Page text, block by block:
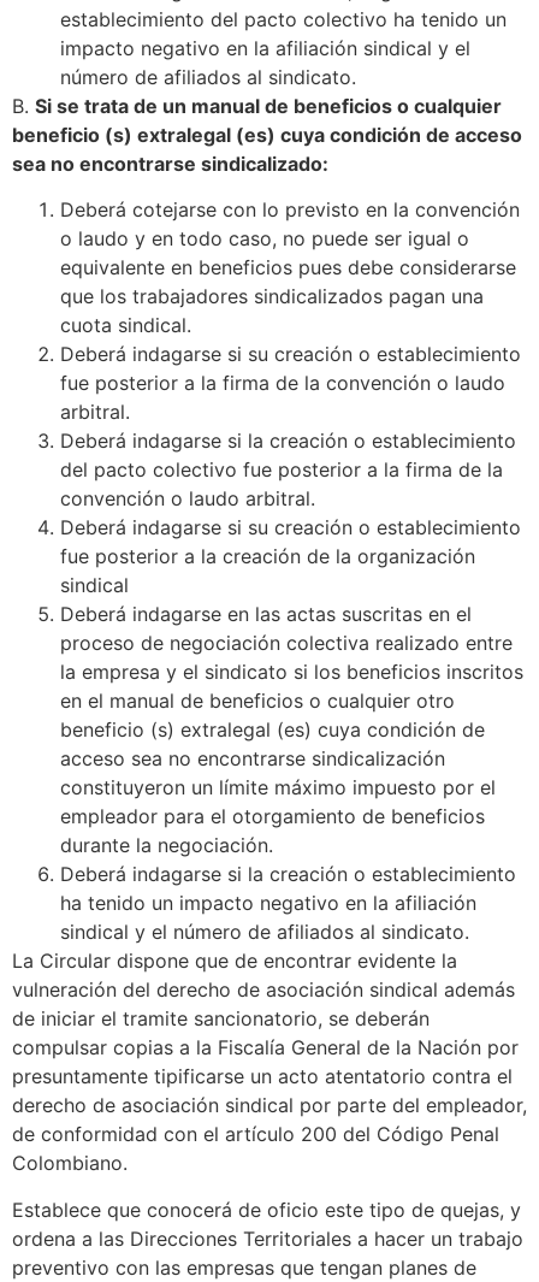
establecimiento del pacto colectivo ha tenido un
impacto negativo en la afiliación sindical y el
número de afiliados al sindicato.
B. Si se trata de un manual de beneficios o cualquier
beneficio (s) extralegal (es) cuya condición de acceso
sea no encontrarse sindicalizado:
Deberá cotejarse con lo previsto en la convención
o laudo y en todo caso, no puede ser igual o
equivalente en beneficios pues debe considerarse
que los trabajadores sindicalizados pagan una
cuota sindical.
Deberá indagarse si su creación o establecimiento
fue posterior a la firma de la convención o laudo
arbitral.
Deberá indagarse si la creación o establecimiento
del pacto colectivo fue posterior a la firma de la
convención o laudo arbitral.
Deberá indagarse si su creación o establecimiento
fue posterior a la creación de la organización
sindical
Deberá indagarse en las actas suscritas en el
proceso de negociación colectiva realizado entre
la empresa y el sindicato si los beneficios inscritos
en el manual de beneficios o cualquier otro
beneficio (s) extralegal (es) cuya condición de
acceso sea no encontrarse sindicalización
constituyeron un límite máximo impuesto por el
empleador para el otorgamiento de beneficios
durante la negociación.
Deberá indagarse si la creación o establecimiento
ha tenido un impacto negativo en la afiliación
sindical y el número de afiliados al sindicato.
La Circular dispone que de encontrar evidente la
vulneración del derecho de asociación sindical además
de iniciar el tramite sancionatorio, se deberán
compulsar copias a la Fiscalía General de la Nación por
presuntamente tipificarse un acto atentatorio contra el
derecho de asociación sindical por parte del empleador,
de conformidad con el artículo 200 del Código Penal
Colombiano.
Establece que conocerá de oficio este tipo de quejas, y
ordena a las Direcciones Territoriales a hacer un trabajo
preventivo con las empresas que tengan planes de